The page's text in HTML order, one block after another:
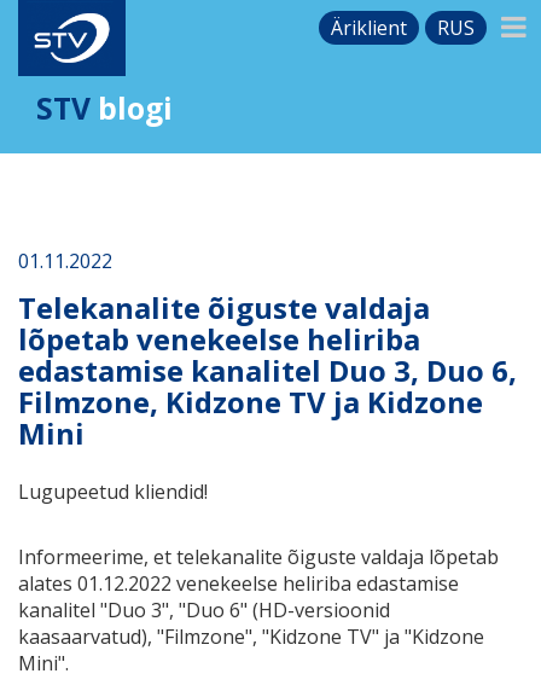
Äriklient RUS
STV blogi
01.11.2022
Telekanalite õiguste valdaja
lõpetab venekeelse heliriba
edastamise kanalitel Duo 3, Duo 6,
Filmzone, Kidzone TV ja Kidzone
Mini
Lugupeetud kliendid!
Informeerime, et telekanalite õiguste valdaja lõpetab
alates 01.12.2022 venekeelse heliriba edastamise
kanalitel "Duo 3", "Duo 6" (HD-versioonid
kaasaarvatud), "Filmzone", "Kidzone TV" ja "Kidzone
Mini".